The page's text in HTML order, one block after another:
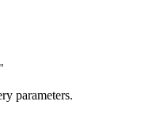
parameters.